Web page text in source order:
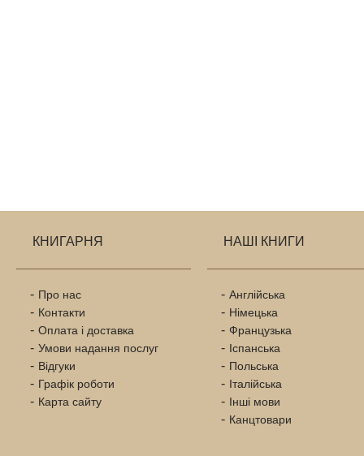
КНИГАРНЯ
Про нас
Контакти
Оплата і доставка
Умови надання послуг
Відгуки
Графік роботи
Карта сайту
НАШІ КНИГИ
Англійська
Німецька
Французька
Іспанська
Польська
Італійська
Інші мови
Канцтовари